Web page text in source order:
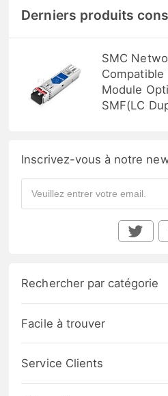
Derniers produits
SMC
Compatible
Module
SMF(LC
Inscrivez-vous à notre
Rechercher par catégorie
Facile à trouver
Service Clients